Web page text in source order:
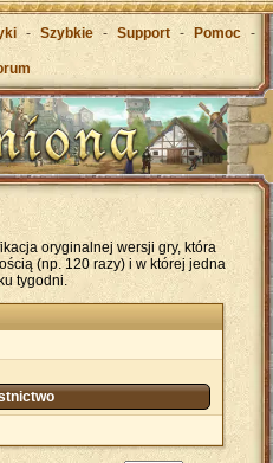
- Szybkie - Support - Pomoc -
oryginalnej wersji gry, która
(np. 120 razy) i w której jedna
tygodni.